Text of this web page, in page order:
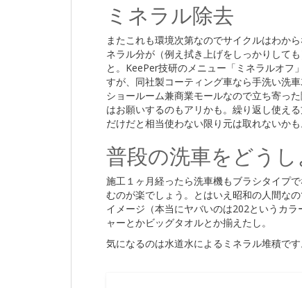
ミネラル除去
またこれも環境次第なのでサイクルはわか
ネラル分が（例え拭き上げをしっかりして
と。KeePer技研のメニュー「ミネラルオ
すが、同社製コーティング車なら手洗い洗
ショールーム兼商業モールなので立ち寄っ
はお願いするのもアリかも。繰り返し使え
だけだと相当使わない限り元は取れないかも
普段の洗車をどう
施工１ヶ月経ったら洗車機もブラシタイプ
むのが楽でしょう。とはいえ昭和の人間な
イメージ（本当にヤバいのは202というカ
ャーとかビッグタオルとか揃えたし。
気になるのは水道水によるミネラル堆積です